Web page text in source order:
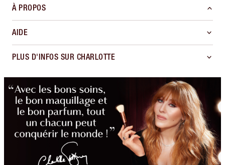
À PROPOS
AIDE
PLUS D'INFOS SUR CHARLOTTE